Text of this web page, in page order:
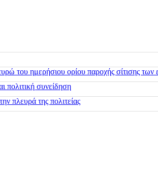
του ημερήσιου ορίου παροχής σίτισης των
πολιτική συνείδηση
πλευρά της πολιτείας